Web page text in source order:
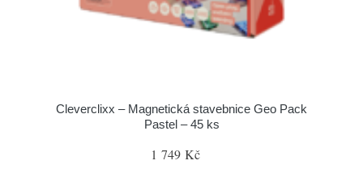
Cleverclixx – Magnetická stavebnice Geo Pack
Pastel – 45 ks
1 749 Kč